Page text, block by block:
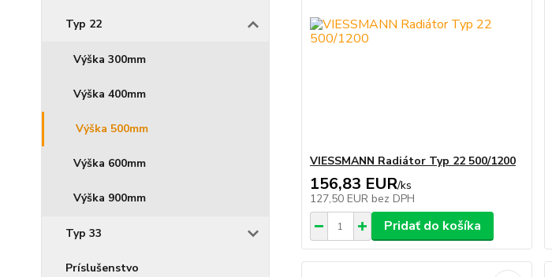
Typ 22
Výška 300mm
Výška 400mm
Výška 500mm
Výška 600mm
Výška 900mm
Typ 33
Príslušenstvo
VIESSMANN Radiátor Typ 22 500/1200
156,83 EUR/ks
127,50 EUR bez DPH
Pridať do košíka